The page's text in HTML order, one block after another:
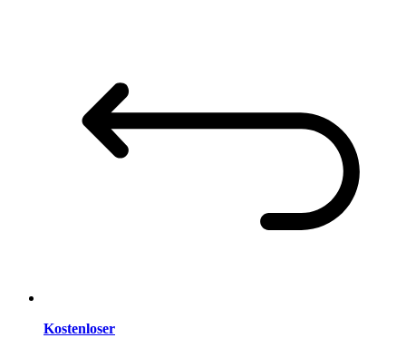
Kostenloser